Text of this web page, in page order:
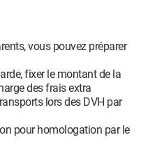
vous pouvez préparer
fixer le montant de la
des frais extra
lors des DVH par
pour homologation par le